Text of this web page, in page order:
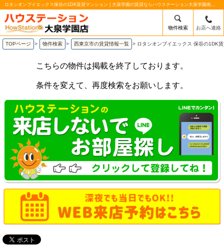
ロタシオンブイエックス保谷の1DK賃貸マンション | 大泉学園の賃貸ならハウステーション大泉学園南口店
物件検索 お店へ連絡
TOPページ > 物件検索 > 西東京市の賃貸情報一覧 > ロタシオンブイエックス 保谷の1DK
こちらの物件は掲載を終了しております。
条件を変えて、再度検索をお願いします。